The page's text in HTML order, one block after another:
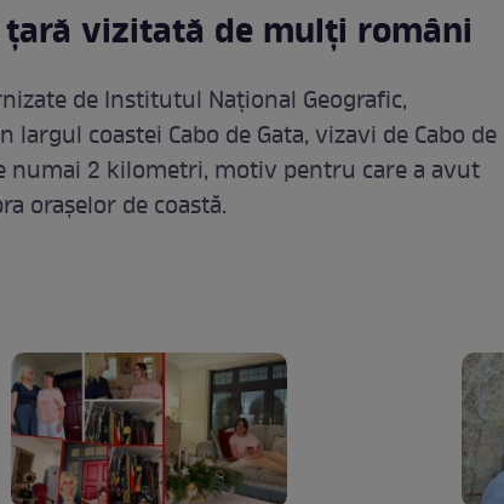
vizitată de mulți români
de Institutul Național Geografic,
coastei Cabo de Gata, vizavi de Cabo de
numai 2 kilometri, motiv pentru care a avut
orașelor de coastă.